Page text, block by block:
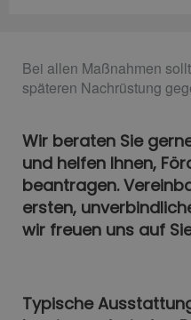
Bei allen Maßnahmen
späteren Nachrüstung
Wir beraten Sie
und helfen Ihnen,
beantragen.
ersten,
wir freuen uns auf
Typische